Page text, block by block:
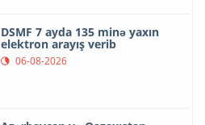
DSMF 7 ayda 135 minə yaxın
elektron arayış verib
06-08-2026